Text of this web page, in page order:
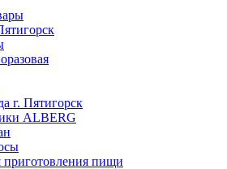
г. Пятигорск
ALBERG
приготовления пищи